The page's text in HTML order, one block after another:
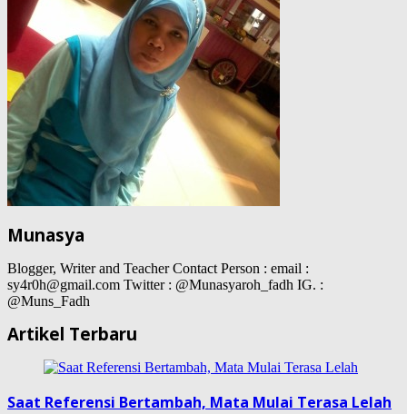
Munasya
Blogger, Writer and Teacher Contact Person : email :
sy4r0h@gmail.com Twitter : @Munasyaroh_fadh IG. :
@Muns_Fadh
Artikel Terbaru
Saat Referensi Bertambah, Mata Mulai Terasa Lelah